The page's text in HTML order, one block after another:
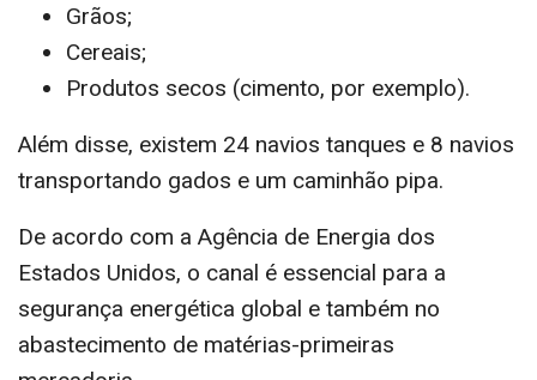
Grãos;
Cereais;
Produtos secos (cimento, por exemplo).
Além disse, existem 24 navios tanques e 8 navios
transportando gados e um caminhão pipa.
De acordo com a Agência de Energia dos
Estados Unidos, o canal é essencial para a
segurança energética global e também no
abastecimento de matérias-primeiras